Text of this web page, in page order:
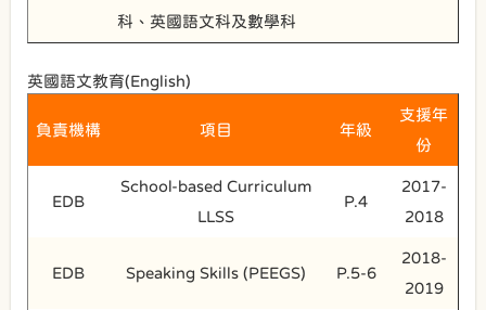
科、英國語文科及數學科
英國語文教育(English)
負責機構 項目 年級
支援年
份
EDB
School-based Curriculum
LLSS
P.4
2017-
2018
EDB Speaking Skills (PEEGS) P.5-6
2018-
2019